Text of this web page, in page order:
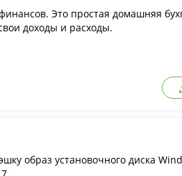
Это простая домашняя
доходы и расходы.
образ установочного диска